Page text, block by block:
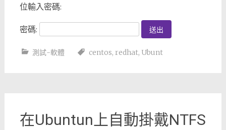
位輸入密碼:
密碼:
測試-軟體 centos, redhat, Ubunt
在Ubuntun上自動掛戴NTFS